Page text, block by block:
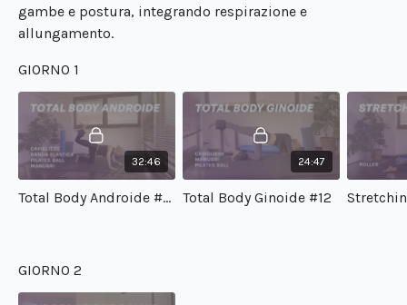
gambe e postura, integrando respirazione e
allungamento.
GIORNO 1
32:46
Total Body Androide #10
24:47
Total Body Ginoide #12
GIORNO 2